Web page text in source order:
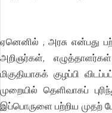
ஏனெனில் , அரசு என்பது
அறிஞர்கள்,
மிகுதியாகக் குழப்பி
முறையில் தெளிவாகப்
இப்பொருளை பற்றிய முதற்